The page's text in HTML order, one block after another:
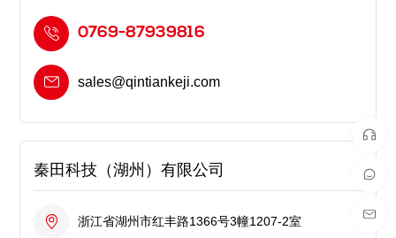
0769-87939816
sales@qintiankeji.com
秦田科技（湖州）有限公司
浙江省湖州市红丰路1366号3幢1207-2室